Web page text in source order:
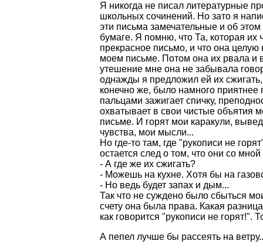
Я никогда не писал литературные
школьных сочинений. Но зато я
эти письма замечательные и об
бумаге. Я помню, что Та, которая их
прекрасное письмо, и что она
моем письме. Потом она их рвала
утешение мне она не забывала
однажды я предложил ей их
конечно же, было намного приятнее
пальцами зажигает спичку,
охватывает в свои чистые объятия
письме. И горят мои каракули,
чувства, мои мысли...
Но где-то там, где "рукописи не
остается след о том, что они со
- А где же их сжигать?
- Можешь на кухне. Хотя бы на
- Но ведь будет запах и дым...
Так что не суждено было сбыться
счету она была права. Какая
как говорится "рукописи не горят!".
А пепел лучше бы рассеять на